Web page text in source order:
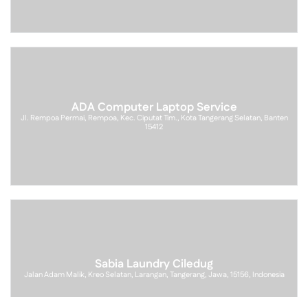
ADA Computer Laptop Service
Jl. Rempoa Permai, Rempoa, Kec. Ciputat Tim., Kota Tangerang Selatan, Banten
15412
Sabia Laundry Ciledug
Jalan Adam Malik, Kreo Selatan, Larangan, Tangerang, Jawa, 15156, Indonesia